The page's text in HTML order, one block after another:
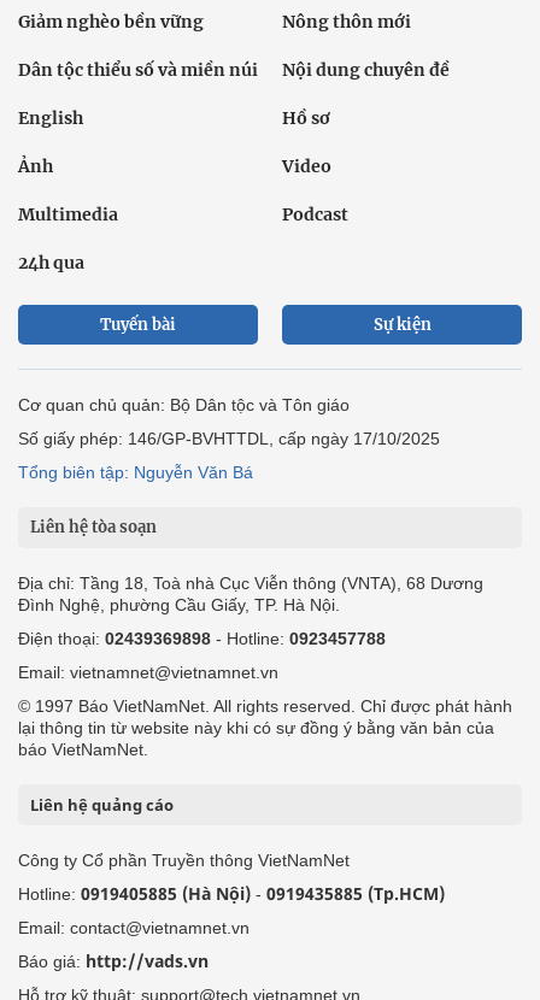
Giảm nghèo bền vững Nông thôn mới
Dân tộc thiểu số và miền núi Nội dung chuyên đề
English Hồ sơ
Ảnh Video
Multimedia Podcast
24h qua
Tuyến bài Sự kiện
Cơ quan chủ quản: Bộ Dân tộc và Tôn giáo
Số giấy phép: 146/GP-BVHTTDL, cấp ngày 17/10/2025
Tổng biên tập: Nguyễn Văn Bá
Liên hệ tòa soạn
Địa chỉ: Tầng 18, Toà nhà Cục Viễn thông (VNTA), 68 Dương
Đình Nghệ, phường Cầu Giấy, TP. Hà Nội.
Điện thoại: 02439369898 - Hotline: 0923457788
Email: vietnamnet@vietnamnet.vn
© 1997 Báo VietNamNet. All rights reserved. Chỉ được phát hành
lại thông tin từ website này khi có sự đồng ý bằng văn bản của
báo VietNamNet.
Liên hệ quảng cáo
Công ty Cổ phần Truyền thông VietNamNet
Hotline: 0919405885 (Hà Nội) - 0919435885 (Tp.HCM)
Email: contact@vietnamnet.vn
Báo giá: http://vads.vn
Hỗ trợ kỹ thuật: support@tech.vietnamnet.vn